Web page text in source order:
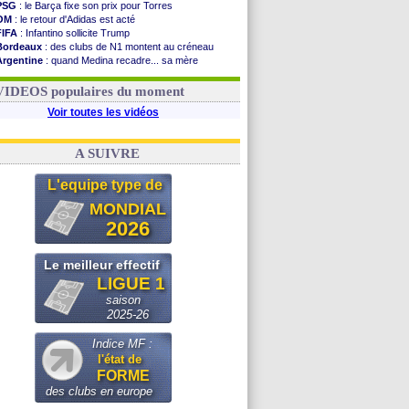
: le Barça fixe son prix pour Torres
: le retour d'Adidas est acté
: Infantino sollicite Trump
: des clubs de N1 montent au créneau
: quand Medina recadre... sa mère
: le club prêt à libérer Kondogbia ?
populaires du moment
Voir toutes les vidéos
A SUIVRE
L'equipe type de
MONDIAL
2026
Le meilleur effectif
LIGUE 1
saison
2025-26
Indice MF :
l'état de
FORME
des clubs en europe